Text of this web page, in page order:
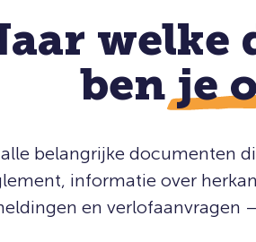
welke
benje
belangrijke documenten
informatie over
en verlofaanvragen